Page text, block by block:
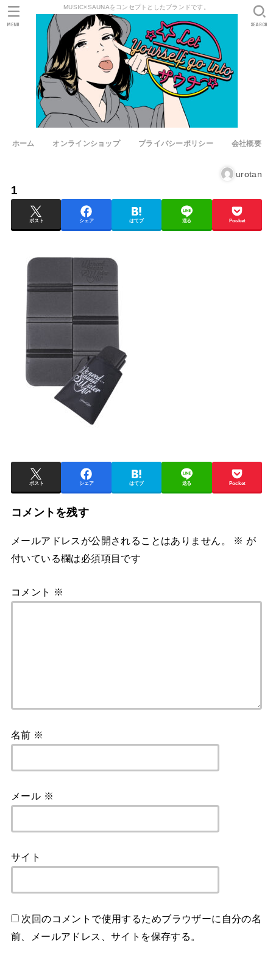
MUSIC×SAUNAをコンセプトとしたブランドです。
ホーム オンラインショップ プライバシーポリシー 会社概要
SEARCH
MENU
urotan
1
ポスト シェア はてブ 送る Pocket
ポスト シェア はてブ 送る Pocket
コメントを残す
メールアドレスが公開されることはありません。 ※ が
付いている欄は必須項目です
コメント ※
名前 ※
メール ※
サイト
次回のコメントで使用するためブラウザーに自分の名
前、メールアドレス、サイトを保存する。